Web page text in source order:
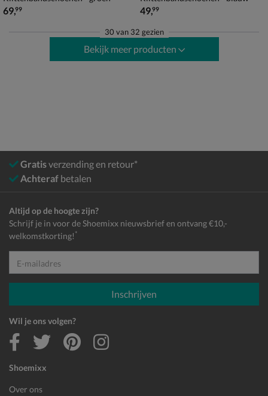
€ 69,99
69,99 € 49,99
49,99
30 van 32 gezien
Bekijk meer producten
Gratisverzending en retour*
Achteraf betalen
Shoemixx
Over ons
Altijd op de hoogte zijn?
Schrijf je in voor de Shoemixx nieuwsbrief en ontvang €10,-
welkomstkorting! *
E-mailadres
Inschrijven
Wil je ons volgen?